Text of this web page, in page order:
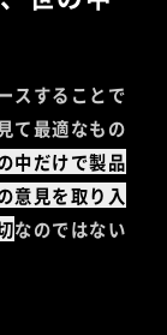
スすることで
て最適なもの
中だけで製品
意見を取り入
なのではない